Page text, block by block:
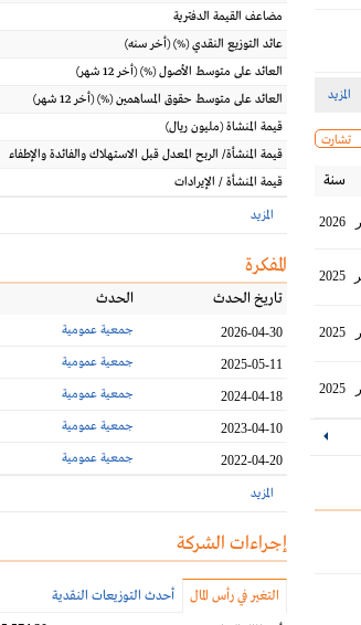
المزيد
تشارت
سنة
2026
2025
2025
2025
مضاعف القيمة الدفترية
عائد التوزيع النقدي(%) (أخر سنه)
العائد على متوسط الأصول(%) (أخر 12 شهر)
العائد على متوسط حقوق المساهمين(%) (أخر 12 شهر)
قيمة المنشاة(مليون ريال)
قيمة المنشأة/ الربح المعدل قبل الاستهلاك والفائدة والإطفاء
قيمة المنشأة / الإيرادات
المزيد
المفكرة
تاريخ الحدث الحدث
2026-04-30 جمعية عمومية
2025-05-11 جمعية عمومية
2024-04-18 جمعية عمومية
2023-04-10 جمعية عمومية
2022-04-20 جمعية عمومية
المزيد
إجراءات الشركة
التغير في رأس المال أحدث التوزيعات النقدية